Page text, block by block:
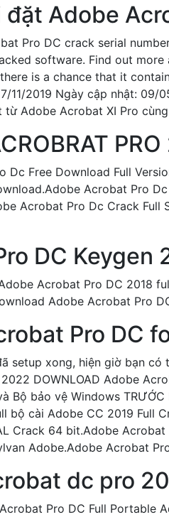
đặt Adobe
Pro DC crack serial
software. Find out
is a chance that it
11/2019 Ngày cập nhật:
từ Adobe Acrobat XI Pro
Dc Free Download Full
Acrobat Pro
Acrobat Pro Dc Crack Full
DC Keygen
Acrobat Pro DC 2018
Adobe Acrobat Pro
Pro DC
setup xong, hiện giờ bạn
DOWNLOAD Adobe
Bộ bảo vệ Windows
bộ cài Adobe CC 2019 Full
Crack 64 bit.Adobe
Adobe.Adobe Acrobat
dc pro
Pro DC Full Portable